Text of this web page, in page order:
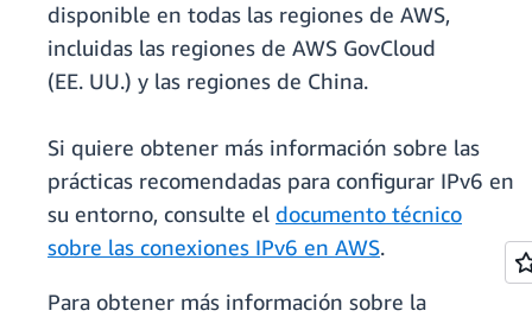
disponible en todas las regiones de AWS,
incluidas las regiones de AWS GovCloud
(EE. UU.) y las regiones de China.
Si quiere obtener más información sobre las
prácticas recomendadas para configurar IPv6 en
su entorno, consulte el documento técnico
sobre las conexiones IPv6 en AWS.
Para obtener más información sobre la